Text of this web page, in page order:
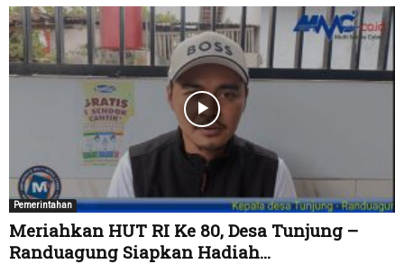
Pemerintahan
Meriahkan HUT RI Ke 80, Desa Tunjung –
Randuagung Siapkan Hadiah...